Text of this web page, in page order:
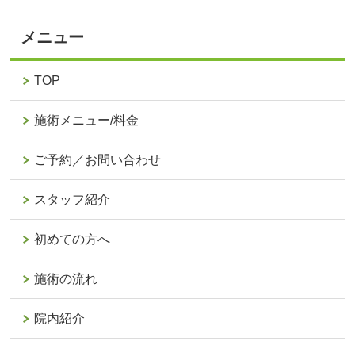
メニュー
TOP
施術メニュー/料金
ご予約／お問い合わせ
スタッフ紹介
初めての方へ
施術の流れ
院内紹介